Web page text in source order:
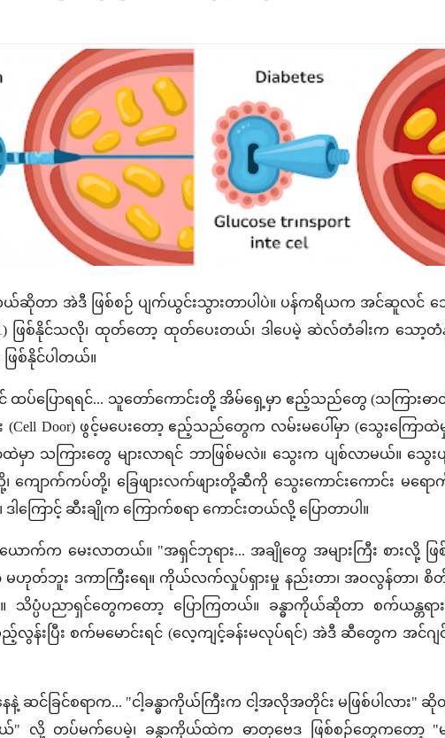
တယ်ဆိုတာ အဲဒီ ဖြစ်စဉ် ပျက်ယွင်းသွားတာပါပဲ။ ပန်ကရိယက အင်ဆူလ
1) ဖြစ်နိုင်သလို၊ ထုတ်တော့ ထုတ်ပေးတယ်၊ ဒါပေမဲ့ ဆဲလ်တံခါးက သော့တံ
ဖြစ်နိုင်ပါတယ်။
ထပ်ပြောရရင်... သူတော်ကောင်းတို့ အိမ်ရှေ့မှာ ဧည့်သည်တွေ (သကြားဓာ
(Cell Door) ဖွင့်မပေးတော့ ဧည့်သည်တွေက လမ်းမပေါ်မှာ (သွေးကြော
မှာ သကြားတွေ များလာရင် ဘာဖြစ်မလဲ။ သွေးက ပျစ်လာမယ်။ သွေးပ
၊ ကျောက်ကပ်တို့၊ ခြေဖျားလက်ဖျားတို့ဆီကို သွေးကောင်းကောင်း မ
ါကြောင့် ဆီးချိုက ကြောက်စရာ ကောင်းတယ်လို့ ပြောတာပါ။
ယောက်က မေးလာတယ်။ "အရှင်ဘုရား... အချိုတွေ အများကြီး စားလို့ ဖ
မဟုတ်ဘူး ဒကာကြီးရေ။ ကိုယ်လက်လှုပ်ရှားမှု နည်းတာ၊ အဝလွန်တာ၊ စိ
သိပ္ပံပညာရှင်တွေကတော့ ပြောကြတယ်။ ခန္ဓာကိုယ်ဆိုတာ စက်ယန္တ
လွန်းပြီး စက်မမောင်းရင် (လေ့ကျင့်ခန်းမလုပ်ရင်) အဲဒီ ဆီတွေက အင်ဂျ
နေနဲ့ ဆင်ခြင်စရာက... "ငါ့ခန္ဓာကိုယ်ကြီးက ငါ့အလိုအတိုင်း မဖြစ်ပါလာ
တယ်" လို့ တပ်မက်ပေမဲ့၊ ခန္ဓာကိုယ်ထဲက ဓာတုဗေဒ ဖြစ်စဉ်တွေကတော့